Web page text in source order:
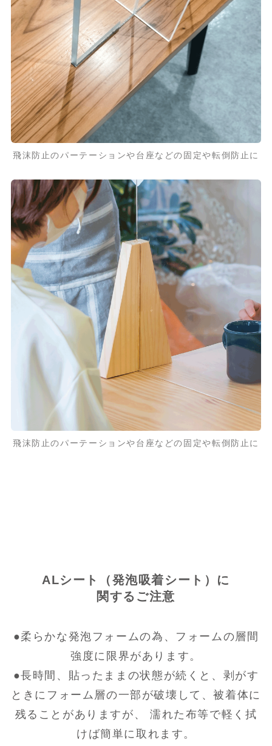
飛沫防止のパーテーションや台座などの固定や転倒防止に
飛沫防止のパーテーションや台座などの固定や転倒防止に
ALシート（発泡吸着シート）に
関するご注意
●柔らかな発泡フォームの為、フォームの層間
強度に限界があります。
●長時間、貼ったままの状態が続くと、剥がす
ときにフォーム層の一部が破壊して、被着体に
残ることがありますが、 濡れた布等で軽く拭
けば簡単に取れます。